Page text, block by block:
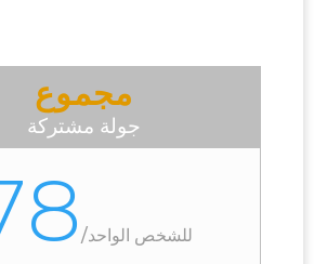
مجموع
جولة مشتركة
/للشخص الواحد